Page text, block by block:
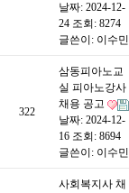
날짜: 2024-12-
24 조회: 8274
글쓴이: 이수민
322
삼동피아노교
실 피아노강사
채용 공고
날짜: 2024-12-
16 조회: 8694
글쓴이: 이수민
사회복지사 채